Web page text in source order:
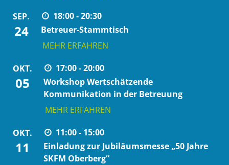
SEP.
24
18:00 - 20:30
Betreuer-Stammtisch
MEHR ERFAHREN
OKT.
05
17:00 - 20:00
Workshop Wertschätzende
Kommunikation in der Betreuung
MEHR ERFAHREN
OKT.
11
11:00 - 15:00
Einladung zur Jubiläumsmesse „50 Jahre
SKFM Oberberg“